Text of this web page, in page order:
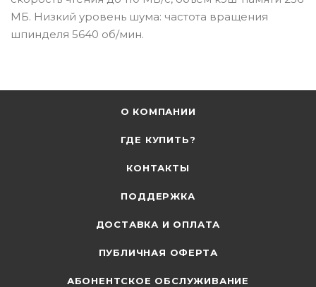
МБ. Низкий уровень шума: частота вращения
шпинделя 5640 об/мин.
О КОМПАНИИ
ГДЕ КУПИТЬ?
КОНТАКТЫ
ПОДДЕРЖКА
ДОСТАВКА И ОПЛАТА
ПУБЛИЧНАЯ ОФЕРТА
АБОНЕНТСКОЕ ОБСЛУЖИВАНИЕ